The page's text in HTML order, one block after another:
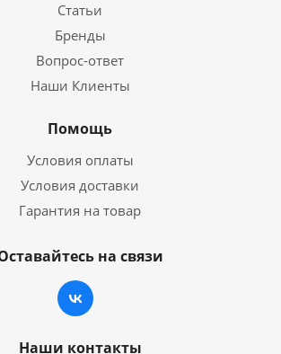
Статьи
Бренды
Вопрос-ответ
Наши Клиенты
Помощь
Условия оплаты
Условия доставки
Гарантия на товар
на связи
Наши контакты